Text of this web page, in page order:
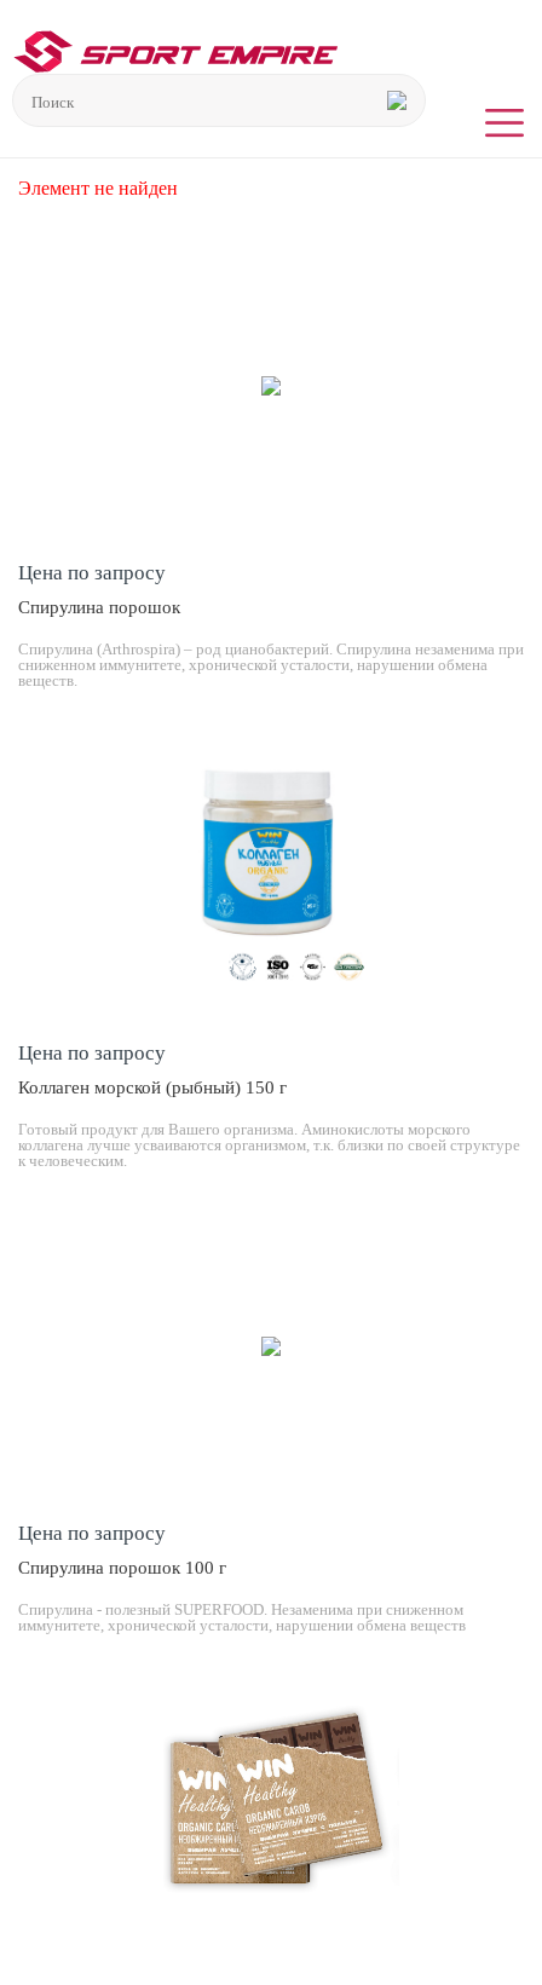
Элемент не найден
Цена по запросу
Спирулина порошок
Спирулина (Arthrospira) – род цианобактерий. Спирулина незаменима при
сниженном иммунитете, хронической усталости, нарушении обмена
веществ.
Цена по запросу
Коллаген морской (рыбный) 150 г
Готовый продукт для Вашего организма. Аминокислоты морского
коллагена лучше усваиваются организмом, т.к. близки по своей структуре
к человеческим.
Цена по запросу
Спирулина порошок 100 г
Спирулина - полезный SUPERFOOD. Незаменима при сниженном
иммунитете, хронической усталости, нарушении обмена веществ